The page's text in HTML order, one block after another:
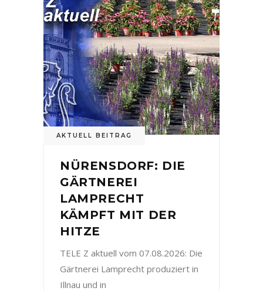
AKTUELL BEITRAG
NÜRENSDORF: DIE
GÄRTNEREI
LAMPRECHT
KÄMPFT MIT DER
HITZE
TELE Z aktuell vom 07.08.2026: Die
Gärtnerei Lamprecht produziert in
Illnau und in